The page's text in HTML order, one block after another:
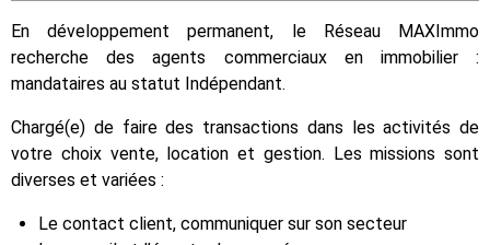
En développement permanent, le Réseau MAXImmo
recherche des agents commerciaux en immobilier :
mandataires au statut Indépendant.
Chargé(e) de faire des transactions dans les activités de
votre choix vente, location et gestion. Les missions sont
diverses et variées :
Le contact client, communiquer sur son secteur